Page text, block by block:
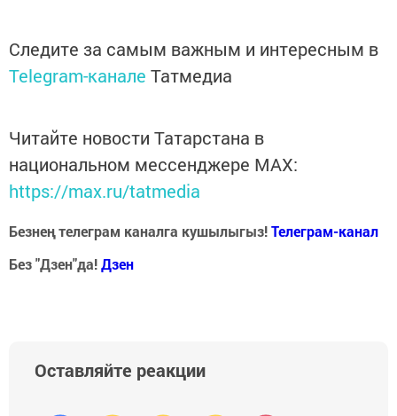
Следите за самым важным и интересным в
Telegram-канале Татмедиа
Читайте новости Татарстана в
национальном мессенджере MАХ:
https://max.ru/tatmedia
Безнең телеграм каналга кушылыгыз!Телеграм-канал
Без "Дзен"да!Дзен
Оставляйте реакции